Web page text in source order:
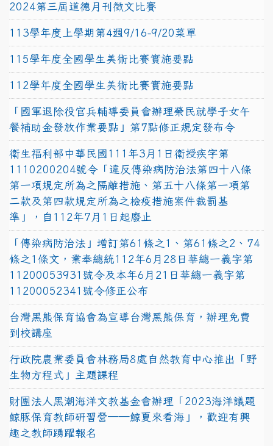
2024第三屆道德月刊徵文比賽
113學年度上學期第4週9/16-9/20菜單
115學年度全國學生美術比賽實施要點
112學年度全國學生美術比賽實施要點
「國軍退除役官兵輔導委員會辦理榮民就學子女午
餐補助金發放作業要點」第7點修正規定發布令
衛生福利部中華民國111年3月1日衛授疾字第
1110200204號令「違反傳染病防治法第四十八條
第一項規定所為之隔離措施、第五十八條第一項第
二款及第四款規定所為之檢疫措施案件裁罰基
準」，自112年7月1日起廢止
「傳染病防治法」增訂第61條之1、第61條之2、74
條之1條文，業奉總統112年6月28日華總一義字第
11200053931號令及本年6月21日華總一義字第
11200052341號令修正公布
台灣黑熊保育協會為宣導台灣黑熊保育，辦理免費
到校講座
行政院農業委員會林務局8處自然教育中心推出「野
生物方程式」主題課程
財團法人黑潮海洋文教基金會辦理「2023海洋議題
鯨豚保育教師研習營──鯨夏來看海」，歡迎有興
趣之教師踴躍報名